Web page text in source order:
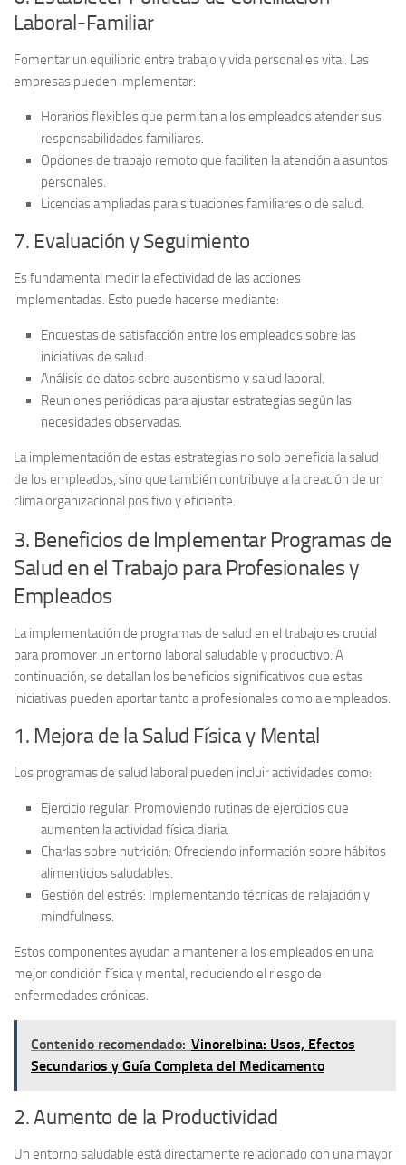
Laboral-Familiar
Fomentar un equilibrio entre trabajo y vida personal es vital. Las
empresas pueden implementar:
Horarios flexiblesque permitan a los empleados atender sus
responsabilidades familiares.
Opciones de trabajo remoto que faciliten la atención a asuntos
personales.
Licencias ampliadas para situaciones familiares o de salud.
7. Evaluación y Seguimiento
Es fundamental medir la efectividad de las acciones
implementadas. Esto puede hacerse mediante:
Encuestas de satisfacción entre los empleados sobre las
iniciativas de salud.
Análisis de datossobre ausentismo y salud laboral.
Reuniones periódicas para ajustar estrategias según las
necesidades observadas.
La implementación de estas estrategias no solo beneficia la salud
de los empleados, sino que también contribuye a la creación de un
clima organizacional positivo y eficiente.
3. Beneficios de Implementar Programas de
Salud en el Trabajo para Profesionales y
Empleados
La implementación de programas de salud en el trabajo es crucial
para promover un entorno laboral saludable y productivo. A
continuación, se detallan los beneficios significativos que estas
iniciativas pueden aportar tanto a profesionales como a empleados.
1. Mejora de la Salud Física y Mental
Los programas de salud laboral pueden incluir actividades como:
Ejercicio regular: Promoviendo rutinas de ejercicios que
aumenten la actividad física diaria.
Charlas sobre nutrición: Ofreciendo información sobre hábitos
alimenticios saludables.
Gestión del estrés: Implementando técnicas de relajación y
mindfulness.
Estos componentes ayudan a mantener a los empleados en una
mejor condición física y mental, reduciendo el riesgo de
enfermedades crónicas.
Contenido recomendado: Vinorelbina: Usos, Efectos
Secundarios y Guía Completa del Medicamento
2. Aumento de la Productividad
Un entorno saludable está directamente relacionado con una mayor